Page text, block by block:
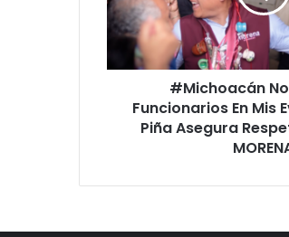
Mis
Eventos:
Torres
Piña
Respetar
Reglas
#Michoacán
Funcionarios En Mis
Piña Asegura